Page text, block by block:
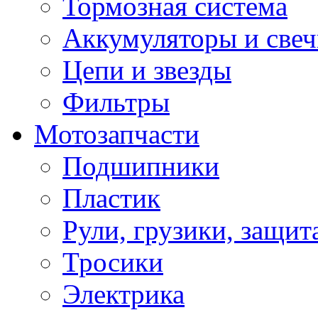
Аккумуляторы и
Цепи и звезды
Фильтры
Мотозапчасти
Подшипники
Пластик
Рули, грузики,
Тросики
Электрика